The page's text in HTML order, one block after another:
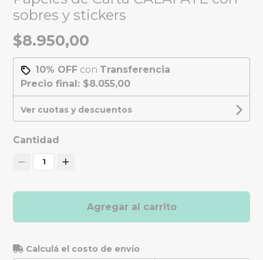
sobres y stickers
$8.950,00
10% OFF con Transferencia
Precio final: $8.055,00
Ver cuotas y descuentos
Cantidad
1
Agregar al carrito
Calculá el costo de envío